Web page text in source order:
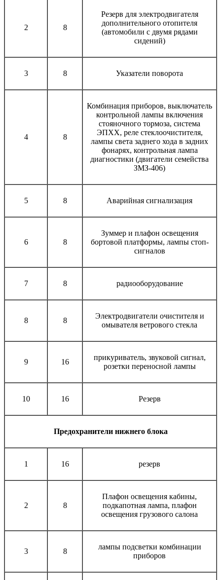
2 8
Резерв для электродвигателя
дополнительного отопителя
(автомобили с двумя рядами
сидений)
3 8 Указатели поворота
4 8
Комбинация приборов, выключатель
контрольной лампы включения
стояночного тормоза, система
ЭПХХ, реле стеклоочистителя,
лампы света заднего хода в задних
фонарях, контрольная лампа
диагностики (двигатели семейства
ЗМЗ-406)
5 8 Аварийная сигнализация
6 8
Зуммер и плафон освещения
бортовой платформы, лампы стоп-
сигналов
7 8 радиооборудование
8 8
Электродвигатели очистителя и
омывателя ветрового стекла
9 16
прикуриватель, звуковой сигнал,
розетки переносной лампы
10 16 Резерв
Предохранители нижнего блока
1 16 резерв
2 8
Плафон освещения кабины,
подкапотная лампа, плафон
освещения грузового салона
3 8
лампы подсветки комбинации
приборов